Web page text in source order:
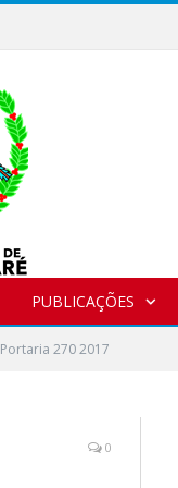
PUBLICAÇÕES
Portaria 270 2017
0